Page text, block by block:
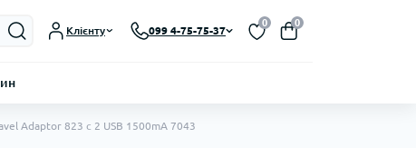
Клієнту 099 4-75-75-37
0 0
Adaptor 823 c 2 USB 1500mA 7043